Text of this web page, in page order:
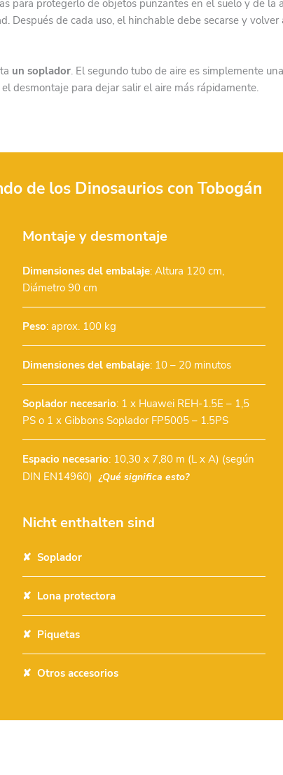
para protegerlo de objetos punzantes en el suelo y de
Después de cada uso, el hinchable debe secarse y
un soplador. El segundo tubo de aire es simplemente
desmontaje para dejar salir el aire más rápidamente.
de los Dinosaurios con Tobogán
Montaje y desmontaje
Dimensiones del embalaje: Altura 120 cm,
Diámetro 90 cm
Peso: aprox. 100 kg
Dimensiones del embalaje: 10 – 20 minutos
Soplador necesario: 1 x Huawei REH-1.5E – 1,5
PS o 1 x Gibbons Soplador FP5005 – 1.5PS
Espacio necesario: 10,30 x 7,80 m (L x A) (según
DIN EN14960) ¿Qué significa esto?
Nicht enthalten sind
Soplador
Lona protectora
Piquetas
Otros accesorios